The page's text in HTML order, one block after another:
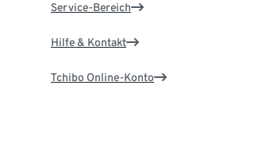
Service-Bereich
Hilfe & Kontakt
Tchibo Online-Konto